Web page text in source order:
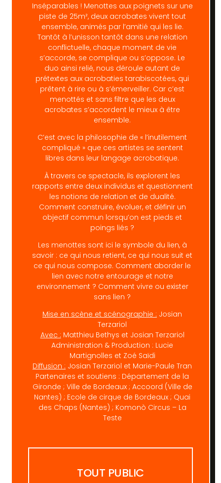
Inséparables ! Menottes aux poignets sur une
piste de 25m², deux acrobates vivent tout
ensemble, animés par l’amitié qui les lie.
Tantôt à l’unisson tantôt dans une relation
conflictuelle, chaque moment de vie
s’accorde, se complique ou s’oppose. Le
duo ainsi relié, nous déroule autant de
prétextes aux acrobaties tarabiscotées, qui
prêtent à rire ou à s’émerveiller. Car c’est
menottés et sans filtre que les deux
acrobates s’accordent le mieux à être
ensemble.
C’est avec la philosophie de « l’inutilement
compliqué » que ces artistes se sentent
libres dans leur langage acrobatique.
À travers ce spectacle, ils explorent les
rapports entre deux individus et questionnent
les notions de relation et de dualité.
Comment construire, évoluer, et définir un
objectif commun lorsqu’on est pieds et
poings liés ?
Les menottes sont ici le symbole du lien, à
savoir : ce qui nous retient, ce qui nous suit et
ce qui nous compose. Comment aborder le
lien avec notre entourage et notre
environnement ? Comment vivre ou exister
sans lien ?
Mise en scène et scénographie : Josian
Terzariol
Avec : Matthieu Bethys et Josian Terzariol
Administration & Production : Lucie
Martignolles et Zoé Saïdi
Diffusion : Josian Terzariol et Marie-Paule Tran
Partenaires et soutiens : Département de la
Gironde ; Ville de Bordeaux ; Accoord (Ville de
Nantes) ; Ecole de cirque de Bordeaux ; Quai
des Chaps (Nantes) ; Komonò Circus – La
Teste
TOUT PUBLIC